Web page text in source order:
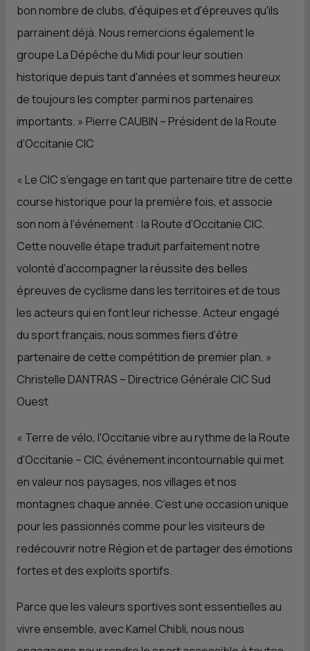
bon nombre de clubs, d'équipes et d'épreuves qu'ils
parrainent déjà. Nous remercions également le
groupe La Dépêche du Midi pour leur soutien
historique depuis tant d'années et sommes heureux
de toujours les compter parmi nos partenaires
importants. » Pierre CAUBIN – Président de la Route
d’Occitanie CIC
« Le CIC s’engage en tant que partenaire titre de cette
course historique pour la première fois, et associe
son nom à l’événement : la Route d’Occitanie CIC.
Cette nouvelle étape traduit parfaitement notre
volonté d’accompagner la réussite des belles
épreuves de cyclisme dans les territoires et de tous
les acteurs qui en font leur richesse. Acteur engagé
du sport français, nous sommes fiers d’être
partenaire de cette compétition de premier plan. »
Christelle DANTRAS – Directrice Générale CICSud
Ouest
« Terre de vélo, l’Occitanie vibre au rythme de la Route
d’Occitanie – CIC, événement incontournable qui met
en valeur nos paysages, nos villages et nos
montagnes chaque année. C’est une occasion unique
pour les passionnés comme pour les visiteurs de
redécouvrir notre Région et de partager des émotions
fortes et des exploits sportifs.
Parce que les valeurs sportives sont essentielles au
vivre ensemble, avec Kamel Chibli, nous nous